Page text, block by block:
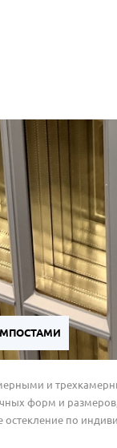
и
форм и
остекление по